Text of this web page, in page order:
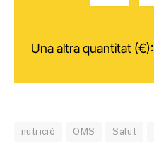
Una altra quantitat (€):
nutrició OMS Salut